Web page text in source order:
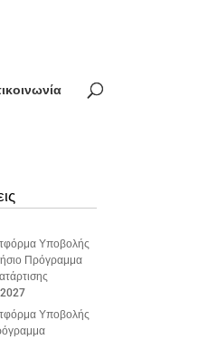
Υποβολής
Πρόγραμμα
Υποβολής